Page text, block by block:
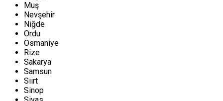
Muş
Nevşehir
Niğde
Ordu
Osmaniye
Rize
Sakarya
Samsun
Siirt
Sinop